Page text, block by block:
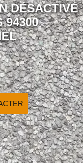
DÉSACTIVÉ
94300